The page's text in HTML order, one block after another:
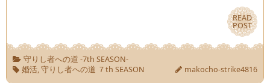
READ
POST
READ
POST
守りし者への道 -7th SEASON-
婚活,守りし者への道 ７th SEASON makocho-strike4816